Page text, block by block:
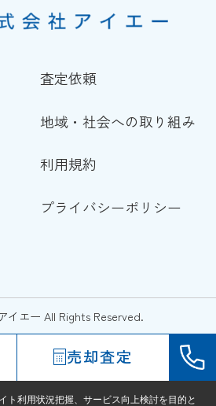
査定依頼
地域・社会への取り組み
利用規約
プライバシーポリシー
イエー All Rights Reserved.
売却査定
ト利用状況把握、サービス向上検討を目的と